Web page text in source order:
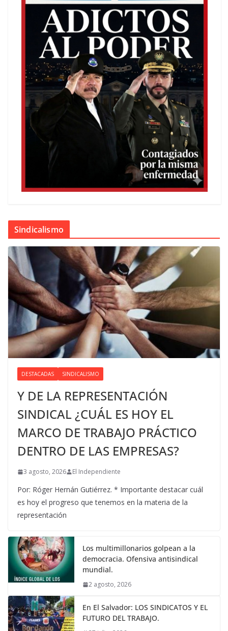
Sindicalismo
DESTACADAS SINDICALISMO
Y DE LA REPRESENTACIÓN
SINDICAL ¿CUÁL ES HOY EL
MARCO DE TRABAJO PRÁCTICO
DENTRO DE LAS EMPRESAS?
3 agosto, 2026 El Independiente
Por: Róger Hernán Gutiérrez. * Importante destacar cuál
es hoy el progreso que tenemos en la materia de la
representación
Los multimillonarios golpean a la
democracia. Ofensiva antisindical
mundial.
2 agosto, 2026
En El Salvador: LOS SINDICATOS Y EL
FUTURO DEL TRABAJO.